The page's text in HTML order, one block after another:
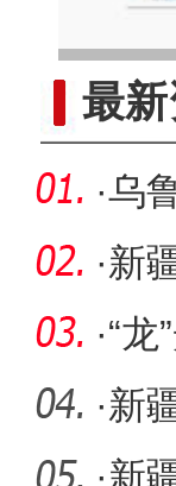
最
·乌
五
·新
季“
·“
护
·新
号”
·新